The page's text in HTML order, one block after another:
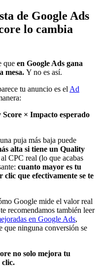
de Google Ads
lo cambia
que en Google Ads gana
mesa. Y no es así.
tu anuncio es el Ad
× Impacto esperado
puja más baja puede
alta si tiene un Quality
CPC real (lo que acabas
cuanto mayor es tu
clic que efectivamente se te
Google mide el valor real
recomendamos también leer
en Google Ads,
que ninguna conversión se
no solo mejora tu
clic.